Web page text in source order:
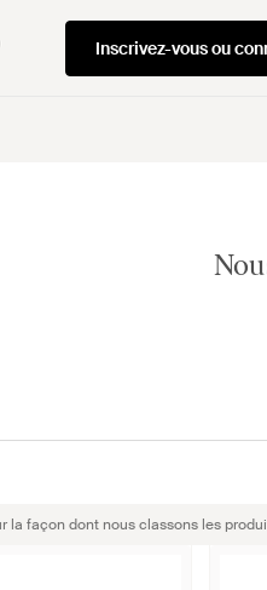
Inscrivez-vous ou
la façon dont nous classons les